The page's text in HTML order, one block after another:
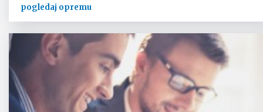
pogledaj opremu